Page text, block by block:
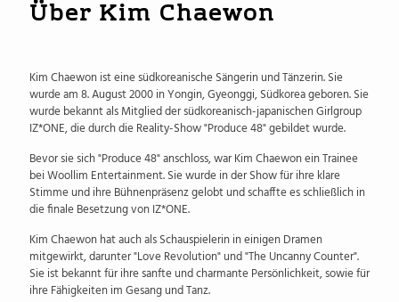
Über Kim Chaewon
Kim Chaewon ist eine südkoreanische Sängerin und Tänzerin. Sie
wurde am 8. August 2000 in Yongin, Gyeonggi, Südkorea geboren. Sie
wurde bekannt als Mitglied der südkoreanisch-japanischen Girlgroup
IZ*ONE, die durch die Reality-Show "Produce 48" gebildet wurde.
Bevor sie sich "Produce 48" anschloss, war Kim Chaewon ein Trainee
bei Woollim Entertainment. Sie wurde in der Show für ihre klare
Stimme und ihre Bühnenpräsenz gelobt und schaffte es schließlich in
die finale Besetzung von IZ*ONE.
Kim Chaewon hat auch als Schauspielerin in einigen Dramen
mitgewirkt, darunter "Love Revolution" und "The Uncanny Counter".
Sie ist bekannt für ihre sanfte und charmante Persönlichkeit, sowie für
ihre Fähigkeiten im Gesang und Tanz.